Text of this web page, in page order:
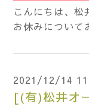
こんにちは、松
お休みについて
2021/12/14
[(有)松井オ